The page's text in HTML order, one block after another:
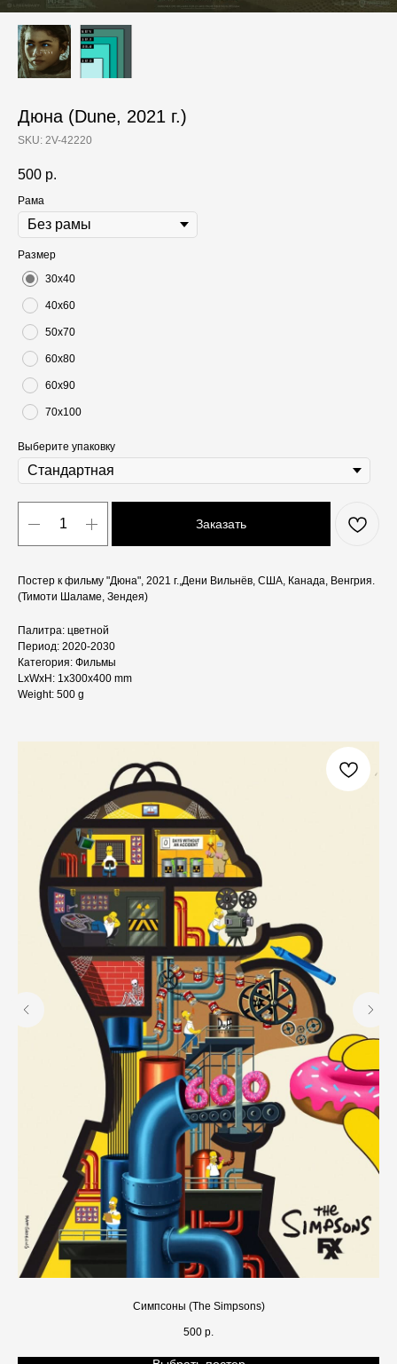
Дюна (Dune, 2021 г.)
SKU: 2V-42220
500 р.
Рама
Размер
30х40
40х60
50х70
60х80
60х90
70х100
Выберите упаковку
Заказать
Постер к фильму "Дюна", 2021 г.,Дени Вильнёв, США, Канада, Венгрия.
(Тимоти Шаламе, Зендея)
Палитра: цветной
Период: 2020-2030
Категория: Фильмы
LxWxH: 1x300x400 mm
Weight: 500 g
Симпсоны (The Simpsons)
500 р.